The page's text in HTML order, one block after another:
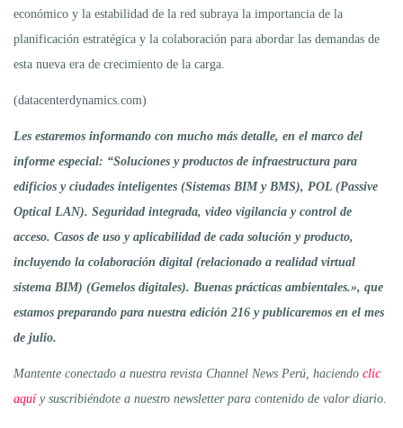
económico y la estabilidad de la red subraya la importancia de la
planificación estratégica y la colaboración para abordar las demandas de
esta nueva era de crecimiento de la carga.
(datacenterdynamics.com)
Les estaremos informando con mucho más detalle, en el marco del
informe especial: “Soluciones y productos de infraestructura para
edificios y ciudades inteligentes (Sistemas BIM y BMS), POL (Passive
Optical LAN). Seguridad integrada, video vigilancia y control de
acceso. Casos de uso y aplicabilidad de cada solución y producto,
incluyendo la colaboración digital (relacionado a realidad virtual
sistema BIM) (Gemelos digitales). Buenas prácticas ambientales.», que
estamos preparando para nuestra edición 216 y publicaremos en el mes
de julio.
Mantente conectado a nuestra revista Channel News Perú, haciendo clic
aquíy suscribiéndote a nuestro newsletter para contenido de valor diario